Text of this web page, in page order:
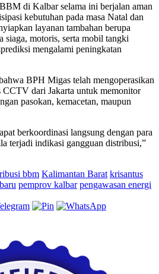
di Kalbar selama ini berjalan aman
kebutuhan pada masa Natal dan
layanan tambahan berupa
siaga, motoris, serta mobil tangki
mengalami peningkatan
BPH Migas telah mengoperasikan
CCTV dari Jakarta untuk memonitor
pasokan, kemacetan, maupun
berkoordinasi langsung dengan para
terjadi indikasi gangguan distribusi,”
bbm Kalimantan Barat krisantus
pemprov kalbar pengawasan energi